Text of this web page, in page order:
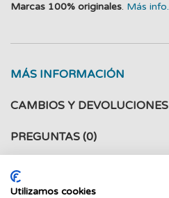
Marcas 100% originales. Más info.
MÁS INFORMACIÓN
CAMBIOS Y DEVOLUCIONES
PREGUNTAS (0)
Gorra Goorin Bros:
Utilizamos cookies